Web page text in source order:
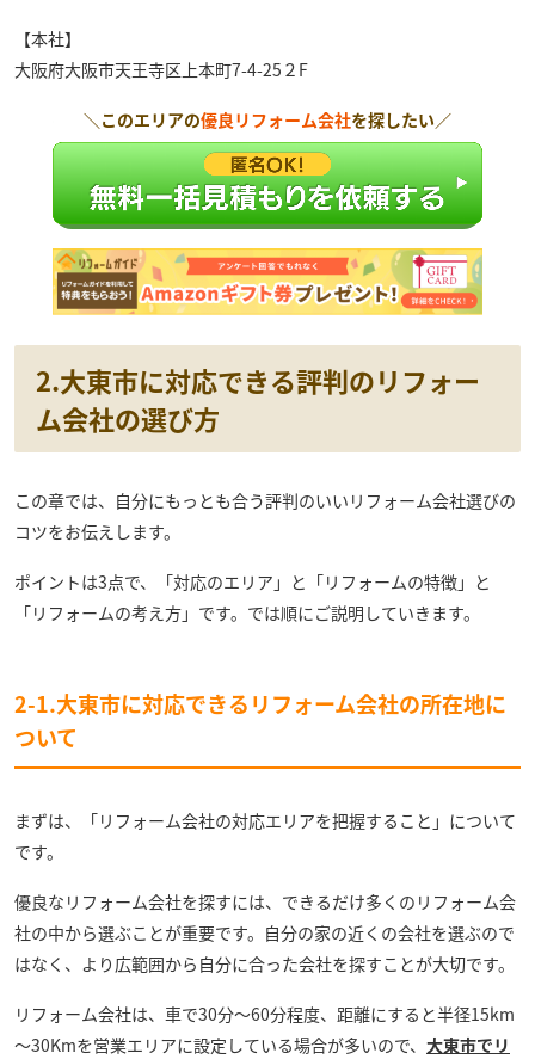
【本社】
大阪府大阪市天王寺区上本町7-4-25２F
＼このエリアの優良リフォーム会社を探したい／
2.大東市に対応できる評判のリフォー
ム会社の選び方
この章では、自分にもっとも合う評判のいいリフォーム会社選びの
コツをお伝えします。
ポイントは3点で、「対応のエリア」と「リフォームの特徴」と
「リフォームの考え方」です。では順にご説明していきます。
2-1.大東市に対応できるリフォーム会社の所在地に
ついて
まずは、「リフォーム会社の対応エリアを把握すること」について
です。
優良なリフォーム会社を探すには、できるだけ多くのリフォーム会
社の中から選ぶことが重要です。自分の家の近くの会社を選ぶので
はなく、より広範囲から自分に合った会社を探すことが大切です。
リフォーム会社は、車で30分～60分程度、距離にすると半径15km
～30Kmを営業エリアに設定している場合が多いので、 大東市でリ